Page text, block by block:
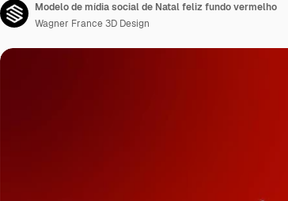
Modelo de mídia social de Natal feliz fundo vermelho
Wagner France 3D Design